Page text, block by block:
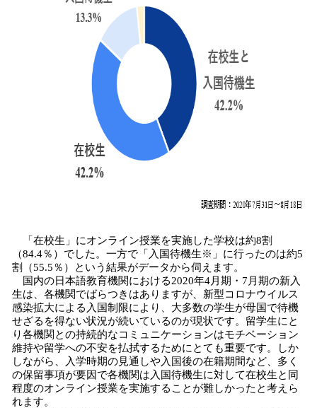
「在校生」にオンライン授業を実施した学校は約8割
（84.4％）でした。一方で「入国待機生※」に行ったのは約5
割（55.5％）という結果がデータから伺えます。
国内の日本語教育機関における2020年4月期・7月期の新入
生は、各機関でばらつきはありますが、新型コロナウイルス
感染拡大による入国制限により、大多数の学生が母国で待機
せざるを得ない状況が続いているのが現状です。留学生にと
り各機関との持続的なコミュニケーションはモチベーション
維持や留学への不安を払拭するためにとても重要です。しか
しながら、入学時期の見通しや入国後の在籍期間など、多く
の保留事項が要因で各機関は入国待機生に対して在校生と同
程度のオンライン授業を実施することが難しかったと考えら
れます。